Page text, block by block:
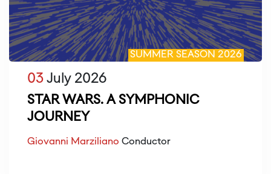
SUMMER SEASON 2026
03 July 2026
STAR WARS. A SYMPHONIC
JOURNEY
Giovanni Marziliano Conductor